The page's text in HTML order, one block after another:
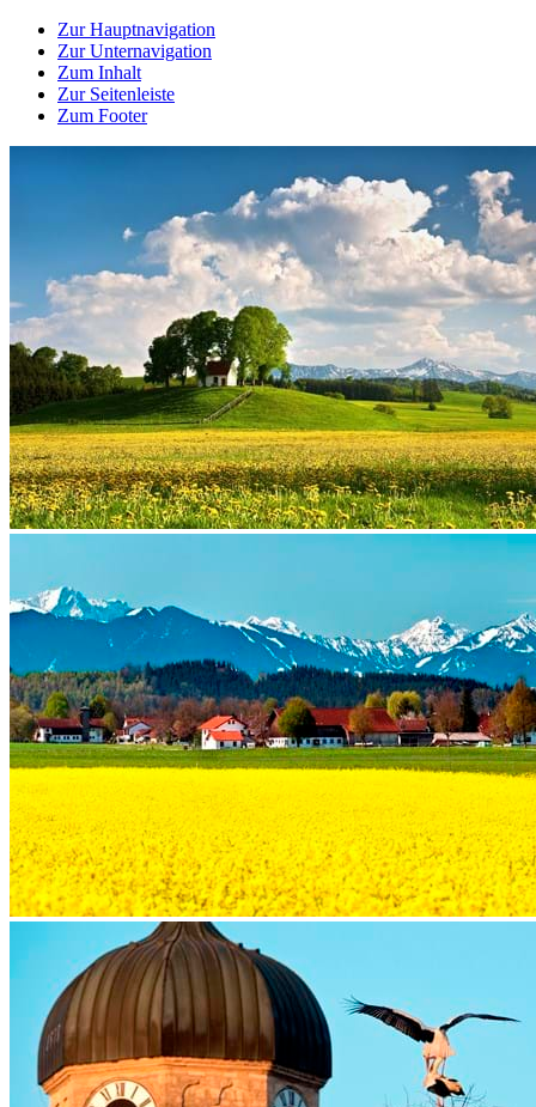
Zur Hauptnavigation
Zur Unternavigation
Zum Inhalt
Zur Seitenleiste
Zum Footer